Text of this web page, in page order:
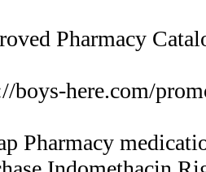
Pharmacy
boys-here.com/
Pharmacy